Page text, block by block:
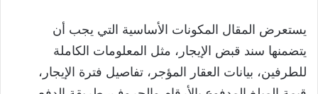
يستعرض المقال المكونات الأساسية التي يجب أن
يتضمنها سند قبض الإيجار، مثل المعلومات الكاملة
للطرفين، بيانات العقار المؤجر، تفاصيل فترة الإيجار،